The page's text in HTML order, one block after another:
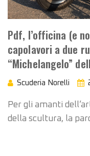
Pdf, l’officina (e
capolavori a due
“Michelangelo”
Scuderia Norelli
Per gli amanti
della scultura, la